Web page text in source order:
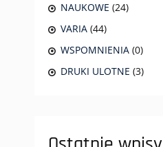
NAUKOWE (24)
VARIA (44)
WSPOMNIENIA (0)
DRUKI ULOTNE (3)